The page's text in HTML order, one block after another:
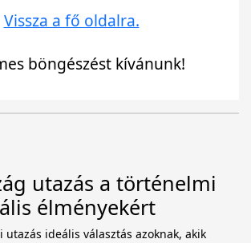
Vissza a fő oldalra.
böngészést kívánunk!
utazás a történelmi
élményekért
utazás ideális választás azoknak, akik